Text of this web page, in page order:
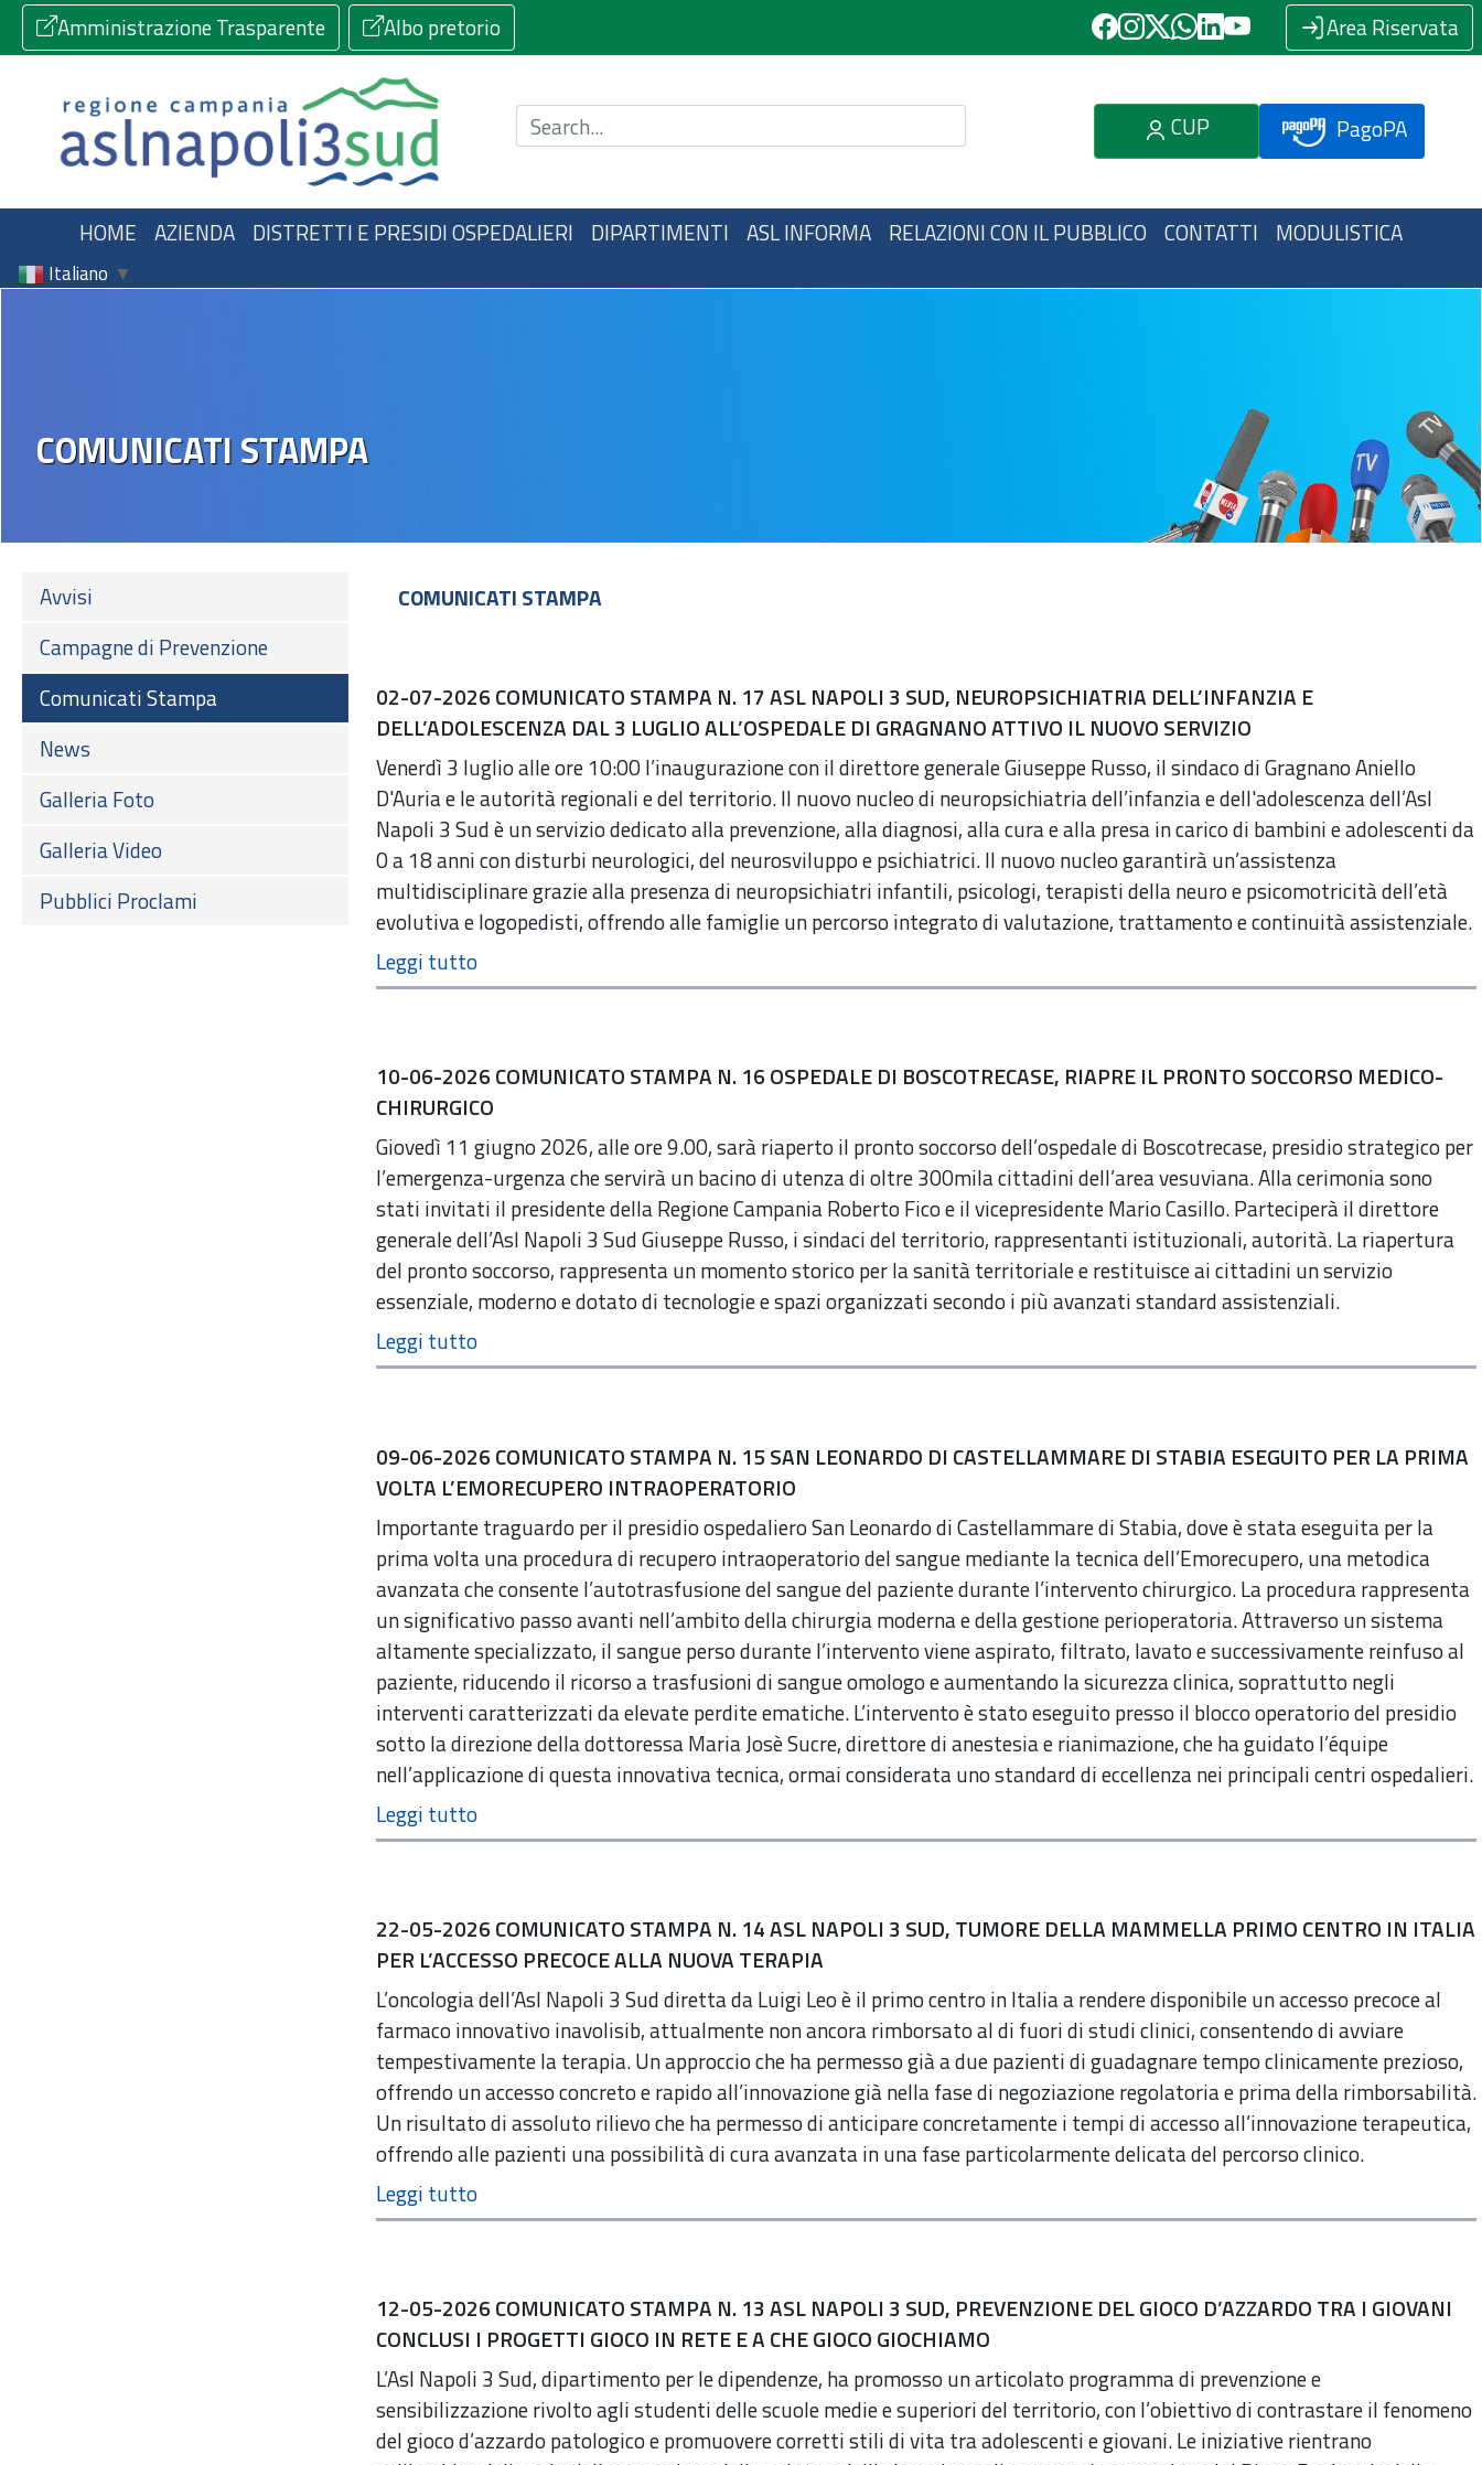
Amministrazione Trasparente Albo pretorio Area Riservata
Cerca nel sito CUP PagoPA
HOME AZIENDA DISTRETTI E PRESIDI OSPEDALIERI DIPARTIMENTI ASL INFORMA RELAZIONI CON IL PUBBLICO CONTATTI MODULISTICA
Italiano ▼
COMUNICATI STAMPA
Avvisi
Campagne di Prevenzione
Comunicati Stampa
News
Galleria Foto
Galleria Video
Pubblici Proclami
COMUNICATI STAMPA
02-07-2026 COMUNICATO STAMPA N. 17 ASL NAPOLI 3 SUD, NEUROPSICHIATRIA DELL’INFANZIA E
DELL’ADOLESCENZA DAL 3 LUGLIO ALL’OSPEDALE DI GRAGNANO ATTIVO IL NUOVO SERVIZIO
Venerdì 3 luglio alle ore 10:00 l’inaugurazione con il direttore generale Giuseppe Russo, il sindaco di Gragnano Aniello
D'Auria e le autorità regionali e del territorio. Il nuovo nucleo di neuropsichiatria dell’infanzia e dell'adolescenza dell’Asl
Napoli 3 Sud è un servizio dedicato alla prevenzione, alla diagnosi, alla cura e alla presa in carico di bambini e adolescenti da
0 a 18 anni con disturbi neurologici, del neurosviluppo e psichiatrici. Il nuovo nucleo garantirà un’assistenza
multidisciplinare grazie alla presenza di neuropsichiatri infantili, psicologi, terapisti della neuro e psicomotricità dell’età
evolutiva e logopedisti, offrendo alle famiglie un percorso integrato di valutazione, trattamento e continuità assistenziale.
10-06-2026 COMUNICATO STAMPA N. 16 OSPEDALE DI BOSCOTRECASE, RIAPRE IL PRONTO SOCCORSO MEDICO-
CHIRURGICO
Giovedì 11 giugno 2026, alle ore 9.00, sarà riaperto il pronto soccorso dell’ospedale di Boscotrecase, presidio strategico per
l’emergenza-urgenza che servirà un bacino di utenza di oltre 300mila cittadini dell’area vesuviana. Alla cerimonia sono
stati invitati il presidente della Regione Campania Roberto Fico e il vicepresidente Mario Casillo. Parteciperà il direttore
generale dell’Asl Napoli 3 Sud Giuseppe Russo, i sindaci del territorio, rappresentanti istituzionali, autorità. La riapertura
del pronto soccorso, rappresenta un momento storico per la sanità territoriale e restituisce ai cittadini un servizio
essenziale, moderno e dotato di tecnologie e spazi organizzati secondo i più avanzati standard assistenziali.
09-06-2026 COMUNICATO STAMPA N. 15 SAN LEONARDO DI CASTELLAMMARE DI STABIA ESEGUITO PER LA PRIMA
VOLTA L’EMORECUPERO INTRAOPERATORIO
Importante traguardo per il presidio ospedaliero San Leonardo di Castellammare di Stabia, dove è stata eseguita per la
prima volta una procedura di recupero intraoperatorio del sangue mediante la tecnica dell’Emorecupero, una metodica
avanzata che consente l’autotrasfusione del sangue del paziente durante l’intervento chirurgico. La procedura rappresenta
un significativo passo avanti nell’ambito della chirurgia moderna e della gestione perioperatoria. Attraverso un sistema
altamente specializzato, il sangue perso durante l’intervento viene aspirato, filtrato, lavato e successivamente reinfuso al
paziente, riducendo il ricorso a trasfusioni di sangue omologo e aumentando la sicurezza clinica, soprattutto negli
interventi caratterizzati da elevate perdite ematiche. L’intervento è stato eseguito presso il blocco operatorio del presidio
sotto la direzione della dottoressa Maria Josè Sucre, direttore di anestesia e rianimazione, che ha guidato l’équipe
nell’applicazione di questa innovativa tecnica, ormai considerata uno standard di eccellenza nei principali centri ospedalieri.
22-05-2026 COMUNICATO STAMPA N. 14 ASL NAPOLI 3 SUD, TUMORE DELLA MAMMELLA PRIMO CENTRO IN ITALIA
PER L’ACCESSO PRECOCE ALLA NUOVA TERAPIA
L’oncologia dell’Asl Napoli 3 Sud diretta da Luigi Leo è il primo centro in Italia a rendere disponibile un accesso precoce al
farmaco innovativo inavolisib, attualmente non ancora rimborsato al di fuori di studi clinici, consentendo di avviare
tempestivamente la terapia. Un approccio che ha permesso già a due pazienti di guadagnare tempo clinicamente prezioso,
offrendo un accesso concreto e rapido all’innovazione già nella fase di negoziazione regolatoria e prima della rimborsabilità.
Un risultato di assoluto rilievo che ha permesso di anticipare concretamente i tempi di accesso all’innovazione terapeutica,
offrendo alle pazienti una possibilità di cura avanzata in una fase particolarmente delicata del percorso clinico.
12-05-2026 COMUNICATO STAMPA N. 13 ASL NAPOLI 3 SUD, PREVENZIONE DEL GIOCO D’AZZARDO TRA I GIOVANI
CONCLUSI I PROGETTI GIOCO IN RETE E A CHE GIOCO GIOCHIAMO
L’Asl Napoli 3 Sud, dipartimento per le dipendenze, ha promosso un articolato programma di prevenzione e
sensibilizzazione rivolto agli studenti delle scuole medie e superiori del territorio, con l’obiettivo di contrastare il fenomeno
del gioco d’azzardo patologico e promuovere corretti stili di vita tra adolescenti e giovani. Le iniziative rientrano